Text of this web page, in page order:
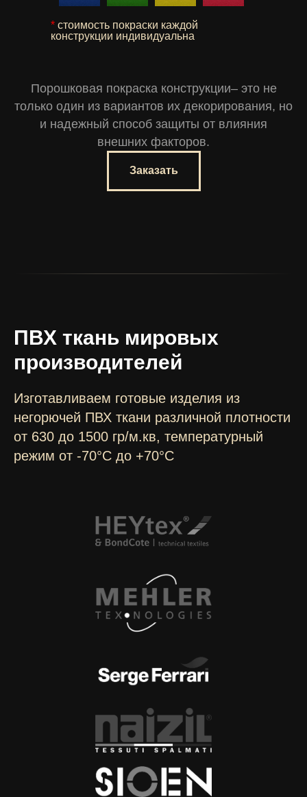
* стоимость покраски каждой
конструкции индивидуальна
Порошковая покраска конструкции– это не
только один из вариантов их декорирования, но
и надежный способ защиты от влияния
внешних факторов.
Заказать
ПВХ ткань мировых
производителей
Изготавливаем готовые изделия из
негорючей ПВХ ткани различной плотности
от 630 до 1500 гр/м.кв, температурный
режим от -70°C до +70°C